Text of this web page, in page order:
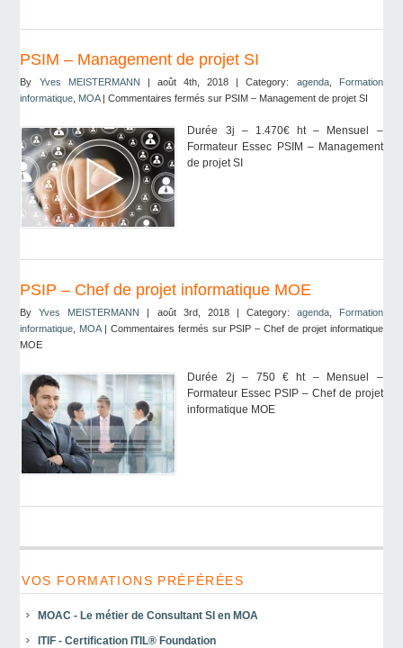
PSIM – Management de projet SI
By Yves MEISTERMANN | août 4th, 2018 | Category: agenda,
Formation
informatique MOA|Commentaires fermés sur PSIM – Management de projet SI
Durée 3j – 1.470€ ht – Mensuel –
Formateur Essec PSIM – Management
de projet SI
PSIP – Chef de projet informatique MOE
ByYves MEISTERMANN | août 3rd, 2018 | Category: agenda,
Formation
informatique
MOA| Commentaires fermés sur PSIP – Chef de projet informatique
MOE
Durée 2j – 750 € ht – Mensuel –
Formateur Essec PSIP – Chef de projet
informatique MOE
VOS FORMATIONS PRÉFÉRÉES
MOAC - Le métier de Consultant SI en MOA
ITIF - Certification ITIL® Foundation